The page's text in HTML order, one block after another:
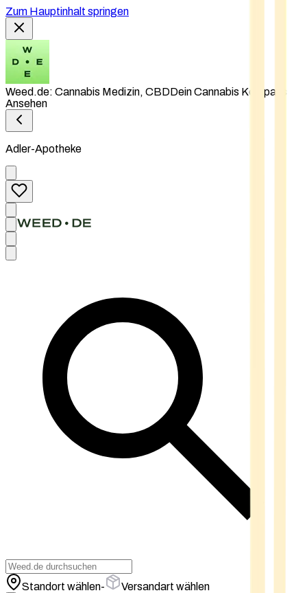
Zum Hauptinhalt springen
Weed.de: Cannabis Medizin, CBDDein Cannabis Kompass
Ansehen
Adler-Apotheke
Standort wählen- Versandart wählen